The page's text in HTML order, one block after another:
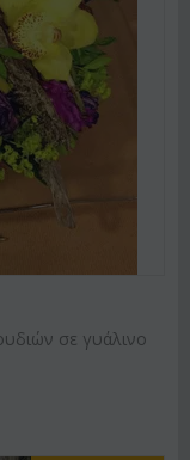
σε γυάλινο